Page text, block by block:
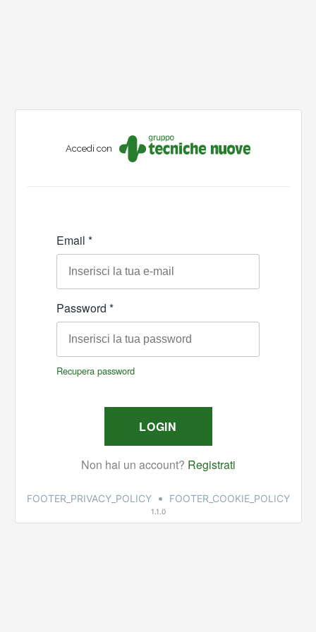
Accedi con
FOOTER_PRIVACY_POLICY • FOOTER_COOKIE_POLICY
1.1.0